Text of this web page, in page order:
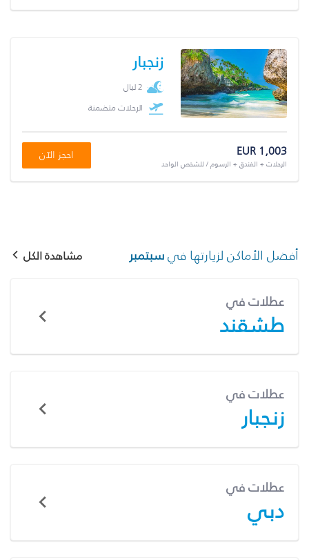
زنجبار
2 ليال
الرحلات متضمنة
EUR 1,003
الرحلات + الفندق + الرسوم / للشخص الواحد
احجز الآن
أفضل الأماكن لزيارتها فيسبتمبر مشاهدة الكل
عطلات في
طشقند
عطلات في
زنجبار
عطلات في
دبي